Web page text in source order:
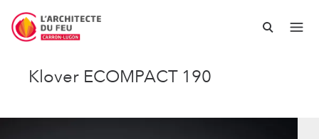
Klover ECOMPACT 190